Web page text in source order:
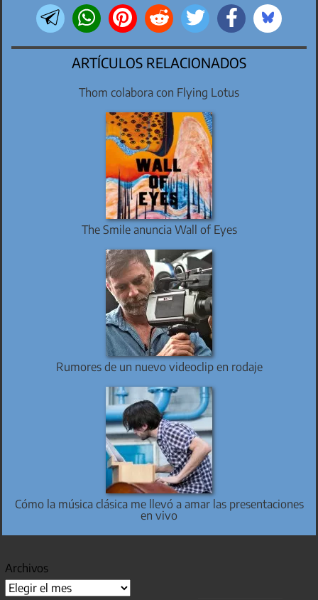
ARTÍCULOS RELACIONADOS
Thom colabora con Flying Lotus
The Smile anuncia Wall of Eyes
Rumores de un nuevo videoclip en rodaje
Cómo la música clásica me llevó a amar las presentaciones
en vivo
Archivos